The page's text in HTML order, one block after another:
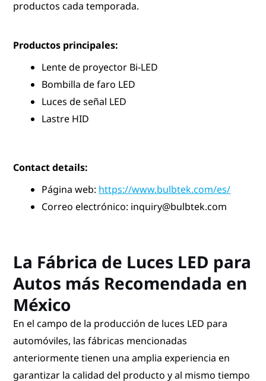
productos cada temporada.
Productos principales:
Lente de proyector Bi-LED
Bombilla de faro LED
Luces de señal LED
Lastre HID
Contact details:
Página web: https://www.bulbtek.com/es/
Correo electrónico: inquiry@bulbtek.com
La Fábrica de Luces LED para
Autos más Recomendada en
México
En el campo de la producción de luces LED para
automóviles, las fábricas mencionadas
anteriormente tienen una amplia experiencia en
garantizar la calidad del producto y al mismo tiempo